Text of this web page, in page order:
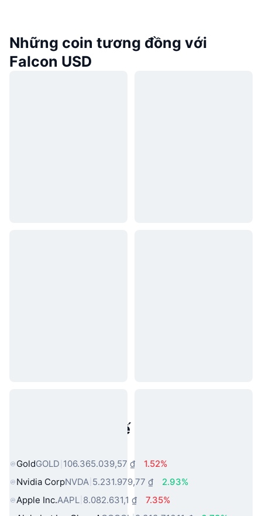
Những coin tương đồng với
Falcon USD
Tài sản trong thế giới thực phổ
GoldGOLD 106.365.039,57 ₫
1.52%
Nvidia CorpNVDA 5.231.979,77 ₫
2.93%
Apple Inc.AAPL 8.082.631,1 ₫
7.35%